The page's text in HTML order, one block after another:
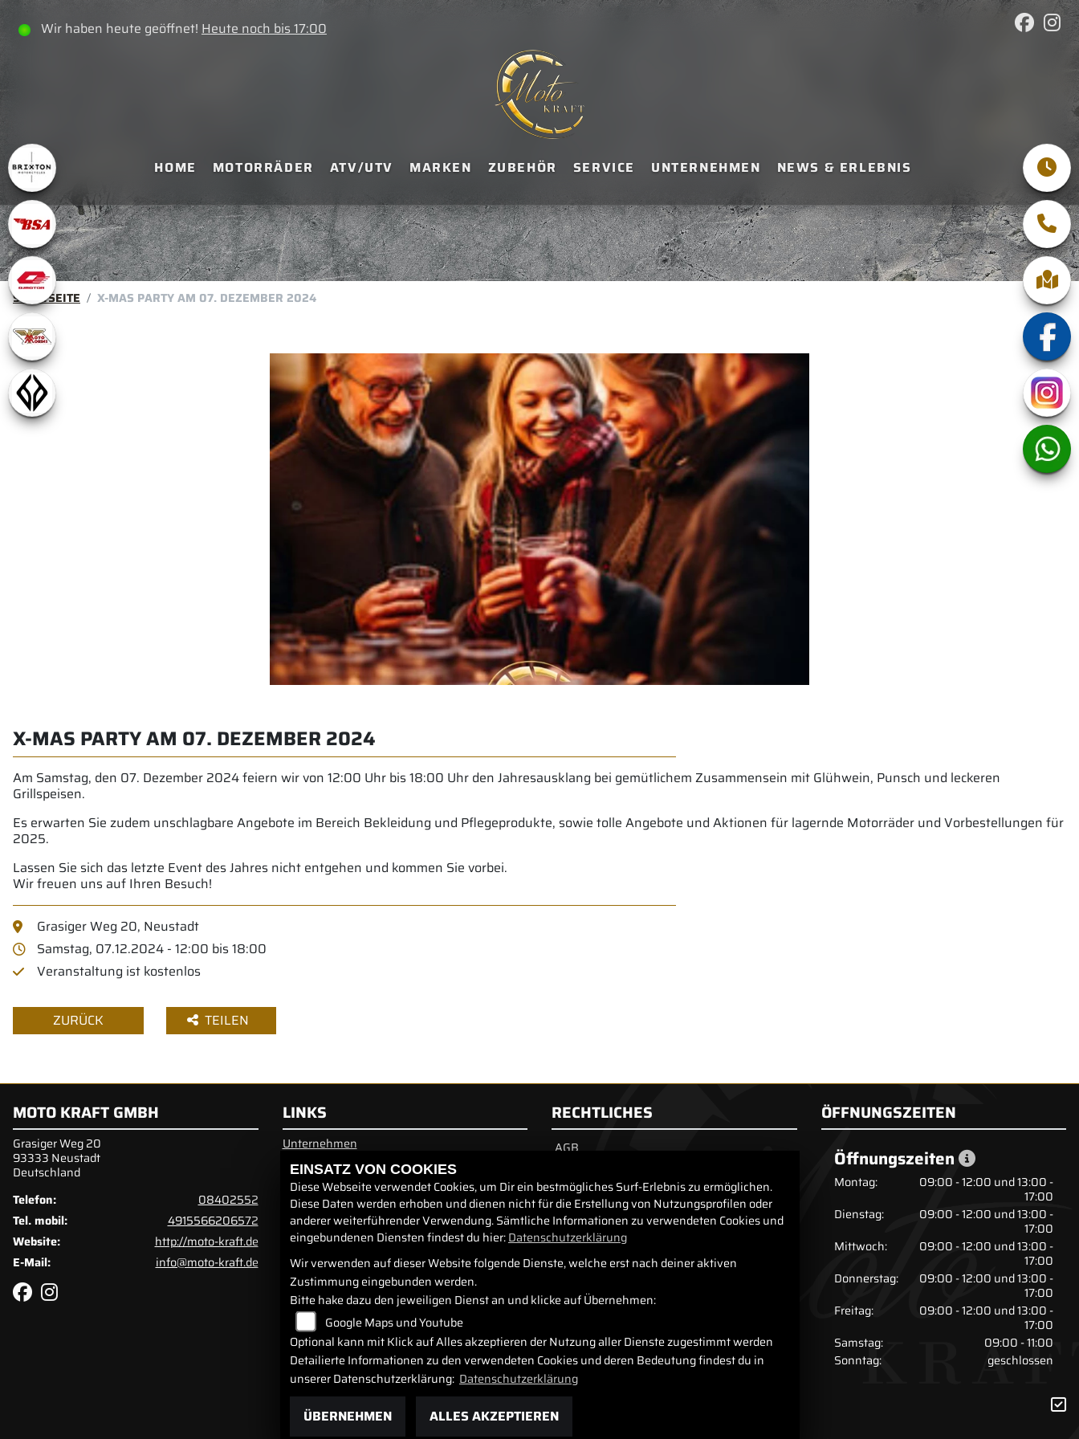
Wir haben heute geöffnet! Heute noch bis 17:00
HOME MOTORRÄDER ATV/UTV MARKEN ZUBEHÖR SERVICE UNTERNEHMEN NEWS & ERLEBNIS
STARTSEITE X-MAS PARTY AM 07. DEZEMBER 2024
X-MAS PARTY AM 07. DEZEMBER 2024
Am Samstag, den 07. Dezember 2024 feiern wir von 12:00 Uhr bis 18:00 Uhr den Jahresausklang bei gemütlichem Zusammensein mit Glühwein, Punsch und leckeren
Grillspeisen.
Es erwarten Sie zudem unschlagbare Angebote im Bereich Bekleidung und Pflegeprodukte, sowie tolle Angebote und Aktionen für lagernde Motorräder und Vorbestellungen für
2025.
Lassen Sie sich das letzte Event des Jahres nicht entgehen und kommen Sie vorbei.
Wir freuen uns auf Ihren Besuch!
Grasiger Weg 20, Neustadt
Samstag, 07.12.2024 - 12:00 bis 18:00
Veranstaltung ist kostenlos
ZURÜCK TEILEN
MOTO KRAFT GMBH
Grasiger Weg 20
93333 Neustadt
Deutschland
Telefon:
08402552
Tel. mobil:
4915566206572
Website:
http://moto-kraft.de
E-Mail:
info@moto-kraft.de
LINKS
Unternehmen
Gebrauchtfahrzeuge
Service
RECHTLICHES
AGB
Datenschutz
Disclaimer
Barrierefreiheit
ÖFFNUNGSZEITEN
Öffnungszeiten
Montag:
09:00 - 12:00 und 13:00 -
17:00
Dienstag:
09:00 - 12:00 und 13:00 -
17:00
Mittwoch:
09:00 - 12:00 und 13:00 -
17:00
Donnerstag:
09:00 - 12:00 und 13:00 -
17:00
Freitag:
09:00 - 12:00 und 13:00 -
17:00
Samstag:
09:00 - 11:00
Sonntag:
geschlossen
EINSATZ VON COOKIES
Diese Webseite verwendet Cookies, um Dir ein bestmögliches Surf-Erlebnis zu ermöglichen.
Diese Daten werden erhoben und dienen nicht für die Erstellung von Nutzungsprofilen oder
anderer weiterführender Verwendung. Sämtliche Informationen zu verwendeten Cookies und
eingebundenen Diensten findest du hier:Datenschutzerklärung
Wir verwenden auf dieser Website folgende Dienste, welche erst nach deiner aktiven
Zustimmung eingebunden werden.
Bitte hake dazu den jeweiligen Dienst an und klicke auf Übernehmen:
Google Maps und Youtube
Optional kann mit Klick auf Alles akzeptieren der Nutzung aller Dienste zugestimmt werden
Detailierte Informationen zu den verwendeten Cookies und deren Bedeutung findest du in
unserer Datenschutzerklärung: Datenschutzerklärung
ÜBERNEHMEN ALLES AKZEPTIEREN